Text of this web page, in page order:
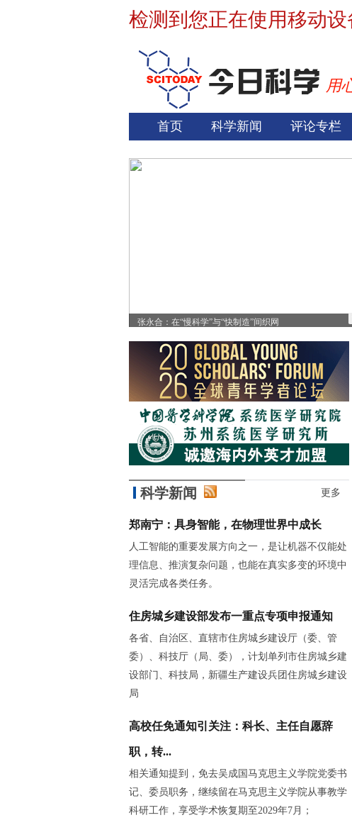
检测到您正在使用移动
用
首页 科学新闻 评论专栏
张永合：在“慢科学”与“快制造”间织网
科学新闻 更多
郑南宁：具身智能，在物理世界中成长
人工智能的重要发展方向之一，是让机器不仅能处
理信息、推演复杂问题，也能在真实多变的环境中
灵活完成各类任务。
住房城乡建设部发布一重点专项申报通知
各省、自治区、直辖市住房城乡建设厅（委、管
委）、科技厅（局、委），计划单列市住房城乡建
设部门、科技局，新疆生产建设兵团住房城乡建设
局
高校任免通知引关注：科长、主任自愿辞
职，转...
相关通知提到，免去吴成国马克思主义学院党委书
记、委员职务，继续留在马克思主义学院从事教学
科研工作，享受学术恢复期至2029年7月；